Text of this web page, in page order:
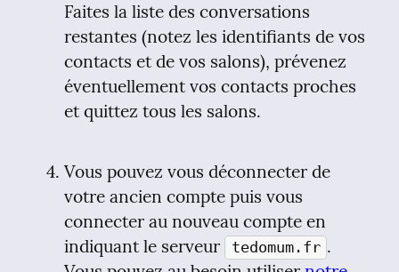
Faites la liste des conversations
restantes (notez les identifiants de vos
contacts et de vos salons), prévenez
éventuellement vos contacts proches
et quittez tous les salons.
Vous pouvez vous déconnecter de
votre ancien compte puis vous
connecter au nouveau compte en
indiquant le serveur
tedomum.fr .